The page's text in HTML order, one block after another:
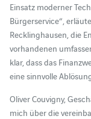
Einsatz moderner
Bürgerservice“,
Recklinghausen, die
vorhandenen
klar, dass das
eine sinnvolle
Oliver Couvigny,
mich über die